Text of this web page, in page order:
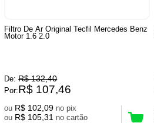
Filtro De Ar Original Tecfil Mercedes Benz
Motor 1.6 2.0
De: R$ 132,40
Por:R$ 107,46
ou R$ 102,09
no pix
ou R$ 105,31 no cartão